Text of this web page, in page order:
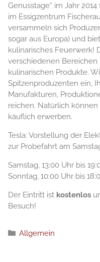
Genusstage“ im Jahr
im Essigzentrum
versammeln sich
sogar aus Europa) und
kulinarisches Feuerwerk!
verschiedenen
kulinarischen Produkte.
Spitzenproduzenten ein,
Manufakturen,
reichen. Natürlich
käuflich erwerben.
Tesla: Vorstellung der
zur Probefahrt am
Samstag, 13:00 Uhr bis
Sonntag, 10:00 Uhr bis
Der Eintritt ist kostenlos
Besuch!
Категории
Allgemein